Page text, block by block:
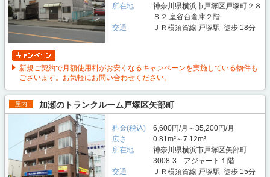
所在地
神奈川県横浜市戸塚区戸塚町２８
８２ 皇谷台倉庫２階
交通
ＪＲ横須賀線 戸塚駅 徒歩 18分
新規ご契約で月額使用料がお安くなるキャンペーンを実施している物件も
ございます。お気軽にお問い合わせください。
屋内 加瀬のトランクルーム戸塚区矢部町
料金(税込)
6,600円/月～35,200円/月
広さ
0.81m²～7.12m²
所在地
神奈川県横浜市戸塚区矢部町
3008-3 アジャート１階
交通
ＪＲ横須賀線 戸塚駅 徒歩 15分